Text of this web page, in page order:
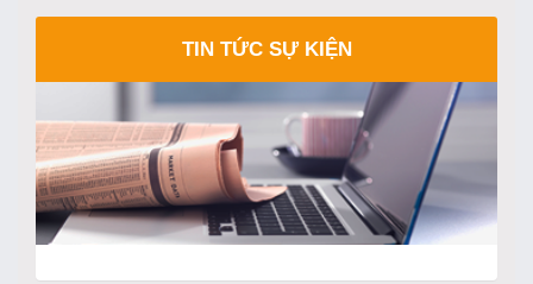
TIN TỨC SỰ KIỆN